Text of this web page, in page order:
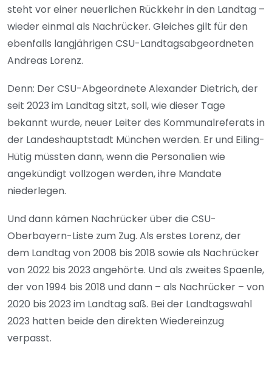
steht vor einer neuerlichen Rückkehr in den Landtag –
wieder einmal als Nachrücker. Gleiches gilt für den
ebenfalls langjährigen CSU-Landtagsabgeordneten
Andreas Lorenz.
Denn: Der CSU-Abgeordnete Alexander Dietrich, der
seit 2023 im Landtag sitzt, soll, wie dieser Tage
bekannt wurde, neuer Leiter des Kommunalreferats in
der Landeshauptstadt München werden. Er und Eiling-
Hütig müssten dann, wenn die Personalien wie
angekündigt vollzogen werden, ihre Mandate
niederlegen.
Und dann kämen Nachrücker über die CSU-
Oberbayern-Liste zum Zug. Als erstes Lorenz, der
dem Landtag von 2008 bis 2018 sowie als Nachrücker
von 2022 bis 2023 angehörte. Und als zweites Spaenle,
der von 1994 bis 2018 und dann – als Nachrücker – von
2020 bis 2023 im Landtag saß. Bei der Landtagswahl
2023 hatten beide den direkten Wiedereinzug
verpasst.